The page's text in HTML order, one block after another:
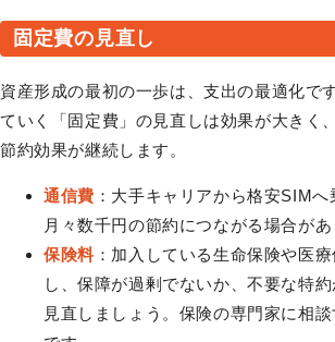
固定費の見直し
資産形成の最初の一歩は、支出の最適化で
ていく「固定費」の見直しは効果が大きく
節約効果が継続します。
通信費 ：大手キャリアから格安SIMへ
月々数千円の節約につながる場合があ
保険料：加入している生命保険や医
し、保障が過剰でないか、不要な特
見直しましょう。保険の専門家に相